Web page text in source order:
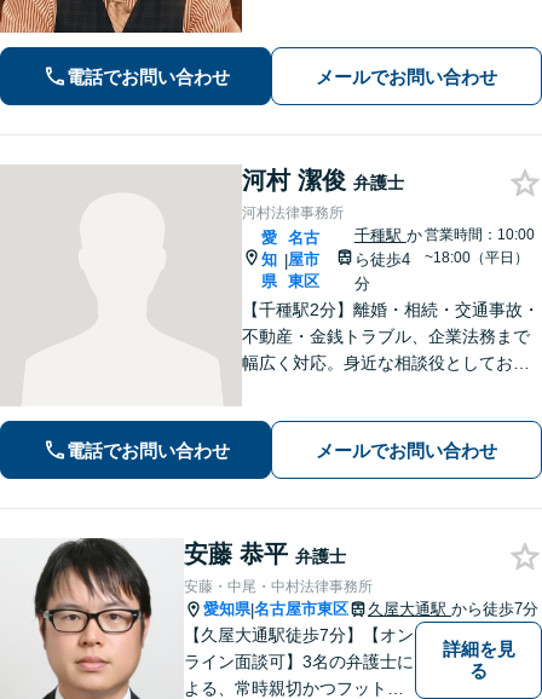
い】不動産は高額な財産が関わる問
題。関連士業と連携し、円滑な解決を
電話でお問い合わせ メールでお問い合わせ
河村 潔俊 弁護士
河村法律事務所
愛
知
県
|
名古
屋市
東区
千種駅 か
ら徒歩4
分
営業時間：10:00
~18:00（平日）
【千種駅2分】離婚・相続・交通事故・
不動産・金銭トラブル、企業法務まで
幅広く対応。身近な相談役としてお悩
め、まずは気軽にご相談ください。
【土日祝対応可、夜間対応可】【オン
電話でお問い合わせ メールでお問い合わせ
安藤 恭平 弁護士
安藤・中尾・中村法律事務所
愛知県|名古屋市東区 久屋大通駅 から徒歩7分
【久屋大通駅徒歩7分】【オン
ライン面談可】3名の弁護士に
よる、常時親切かつフットワ
詳細を見
る